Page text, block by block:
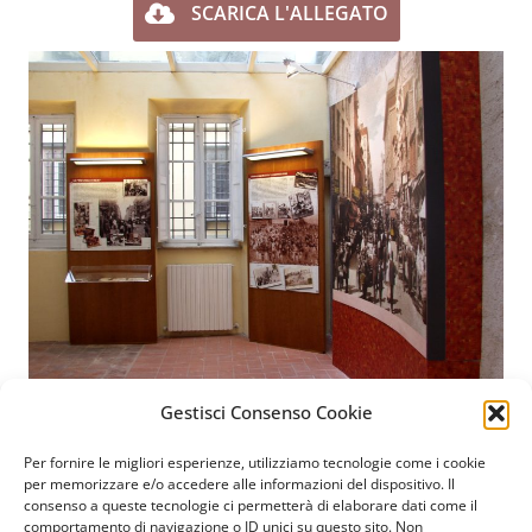
Gestisci Consenso Cookie
Per fornire le migliori esperienze, utilizziamo tecnologie come i cookie
per memorizzare e/o accedere alle informazioni del dispositivo. Il
consenso a queste tecnologie ci permetterà di elaborare dati come il
comportamento di navigazione o ID unici su questo sito. Non
SCARICA L'ALLEGATO
Fondazione Paolo Cresciper la storia dell’emigrazione
italiana